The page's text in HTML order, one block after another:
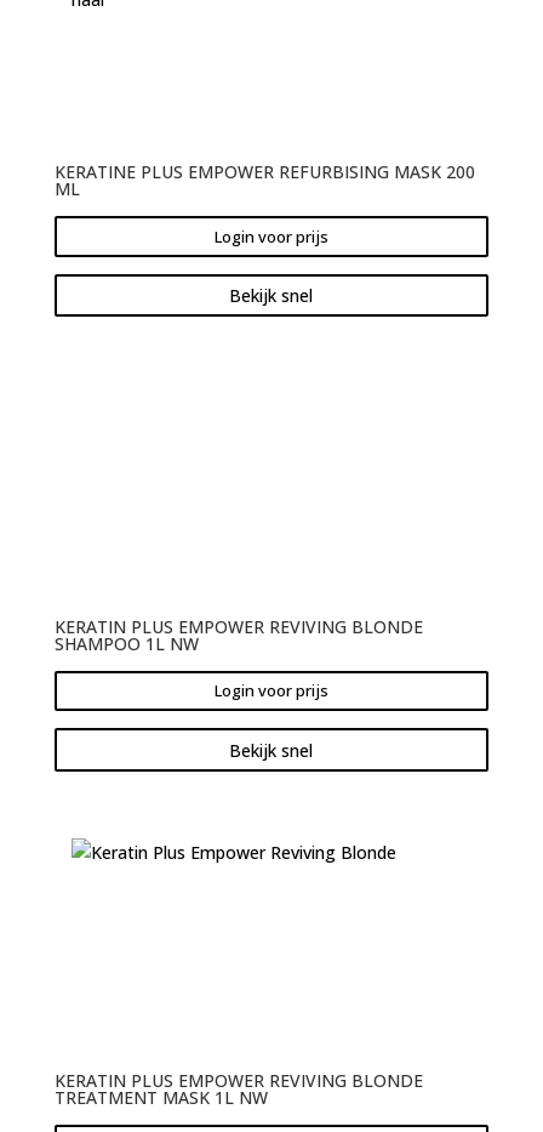
KERATINE PLUS EMPOWER REFURBISING MASK 200
ML
Login voor prijs
Bekijk snel
KERATIN PLUS EMPOWER REVIVING BLONDE
SHAMPOO 1L NW
Login voor prijs
Bekijk snel
KERATIN PLUS EMPOWER REVIVING BLONDE
TREATMENT MASK 1L NW